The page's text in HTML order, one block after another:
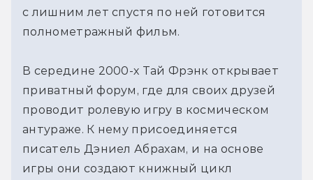
с лишним лет спустя по ней готовится
полнометражный фильм.
В середине 2000-х Тай Фрэнк открывает
приватный форум, где для своих друзей
проводит ролевую игру в космическом
антураже. К нему присоединяется
писатель Дэниел Абрахам, и на основе
игры они создают книжный цикл